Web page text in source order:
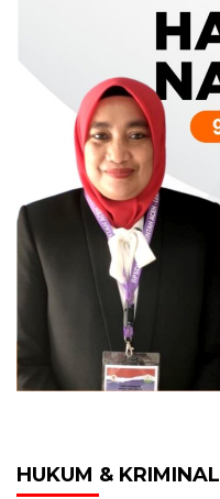
HUKUM & KRIMINAL